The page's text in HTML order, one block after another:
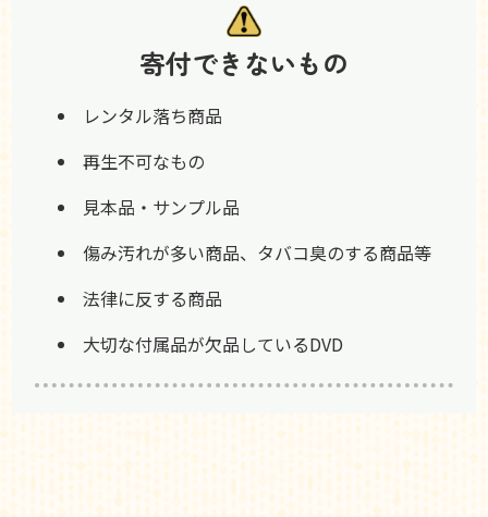
寄付できないもの
レンタル落ち商品
再生不可なもの
見本品・サンプル品
傷み汚れが多い商品、タバコ臭のする商品等
法律に反する商品
大切な付属品が欠品しているDVD